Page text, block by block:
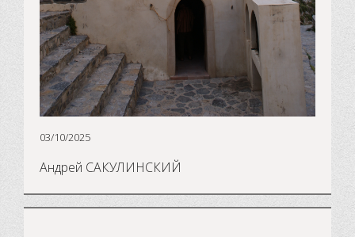
03/10/2025
Андрей САКУЛИНСКИЙ